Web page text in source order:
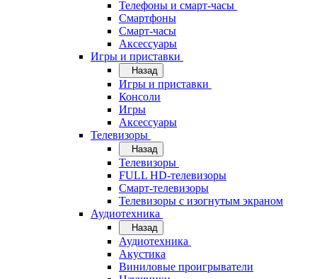
Телефоны и смарт-часы
Смартфоны
Смарт-часы
Аксессуары
Игры и приставки
Назад
Игры и приставки
Консоли
Игры
Аксессуары
Телевизоры
Назад
Телевизоры
FULL HD-телевизоры
Смарт-телевизоры
Телевизоры с изогнутым экраном
Аудиотехника
Назад
Аудиотехника
Акустика
Виниловые проигрыватели